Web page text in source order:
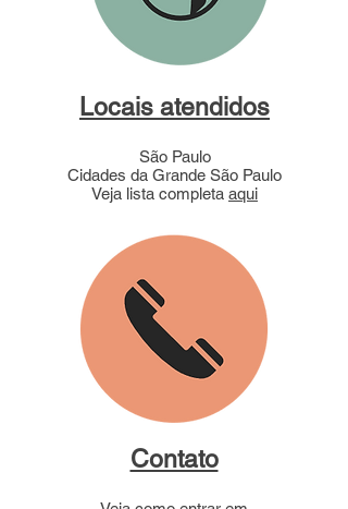
Locais atendidos
São Paulo
Cidades da Grande São Paulo
Veja lista completa aqui
Contato